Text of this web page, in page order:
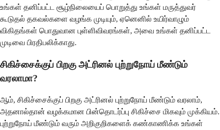
உங்கள் தனிப்பட்ட சூழ்நிலையைப் பொறுத்து உங்கள் மருத்துவர்
கூடுதல் தகவல்களை வழங்க முடியும், ஏனெனில் உயிர்வாழும்
விகிதங்கள் பொதுவான புள்ளிவிவரங்கள், அவை உங்கள் தனிப்பட்ட
முடிவை பிரதிபலிக்காது.
சிகிச்சைக்குப் பிறகு அட்ரினல் புற்றுநோய் மீண்டும்
வரலாமா?
ஆம், சிகிச்சைக்குப் பிறகு அட்ரினல் புற்றுநோய் மீண்டும் வரலாம்,
அதனால்தான் வழக்கமான பின்தொடர்ப்பு சிகிச்சை மிகவும் முக்கியம்.
புற்றுநோய் மீண்டும் வரும் அறிகுறிகளைக் கண்காணிக்க உங்கள்